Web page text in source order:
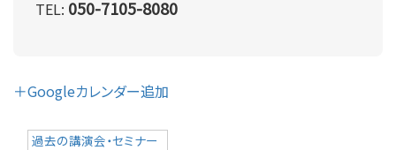
TEL: 050-7105-8080
＋Googleカレンダー追加
過去の講演会・セミナー